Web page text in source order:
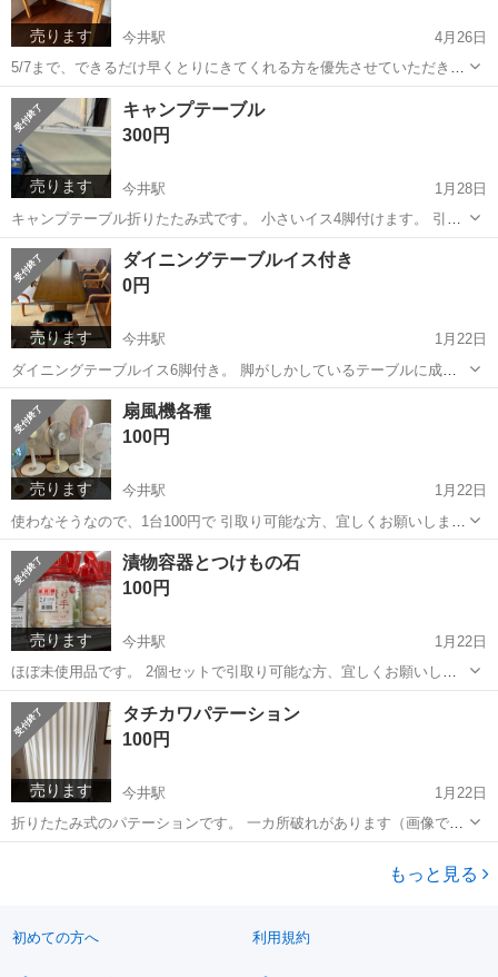
売ります 今井駅
4月26日
5/7まで、できるだけ早くとりにきてくれる方を優先させていただきま
す。 よろしくおねがいします。 ・120×50 高さ72（㎝）
長野 長野市 今井駅 テーブル
売ります
キャンプテーブル
300円
今井駅
1月28日
キャンプテーブル折りたたみ式です。 小さいイス4脚付けます。 引取
り可能方、宜しくお願いします。
長野 長野市 今井駅 テーブル キャンプテーブル
売ります
ダイニングテーブルイス付き
0円
今井駅
1月22日
ダイニングテーブルイス6脚付き。 脚がしかしているテーブルに成り
ます。 天板に何か所か剥げている箇所があります。 イスは違う椅子が
6脚です。 サイズ画像の商品案内をご覧ください。 引取り可能な方、
宜しくお願いします。
長野 長野市 今井駅
売ります
扇風機各種
100円
今井駅
1月22日
使わなそうなので、1台100円で 引取り可能な方、宜しくお願いしま
す。
長野 長野市 今井駅 季節、空調家電
売ります
漬物容器とつけもの石
100円
今井駅
1月22日
ほぼ未使用品です。 2個セットで引取り可能な方、宜しくお願いしま
す。 ・容器約4.0L
長野 長野市
売ります
タチカワパテーション
100円
今井駅
1月22日
折りたたみ式のパテーションです。 一カ所破れがあります（画像で確
認下さい） H1.6m 幅1.0M
もっと見る
初めての方へ 利用規約